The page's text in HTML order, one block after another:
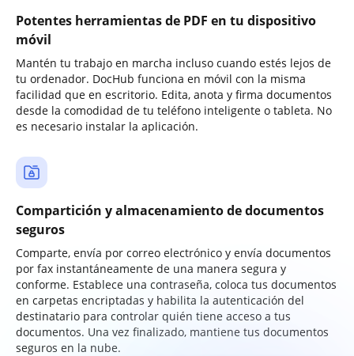
Potentes herramientas de PDF en tu dispositivo
móvil
Mantén tu trabajo en marcha incluso cuando estés lejos de
tu ordenador. DocHub funciona en móvil con la misma
facilidad que en escritorio. Edita, anota y firma documentos
desde la comodidad de tu teléfono inteligente o tableta. No
es necesario instalar la aplicación.
Compartición y almacenamiento de documentos
seguros
Comparte, envía por correo electrónico y envía documentos
por fax instantáneamente de una manera segura y
conforme. Establece una contraseña, coloca tus documentos
en carpetas encriptadas y habilita la autenticación del
destinatario para controlar quién tiene acceso a tus
documentos. Una vez finalizado, mantiene tus documentos
seguros en la nube.